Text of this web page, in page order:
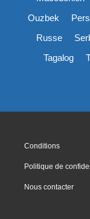
Ouzbek
Russe
Tagalog
Conditions
Politique de
Nous contacter